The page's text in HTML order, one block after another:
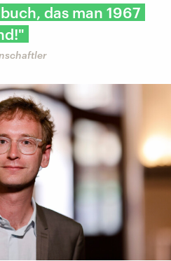
das man 1967